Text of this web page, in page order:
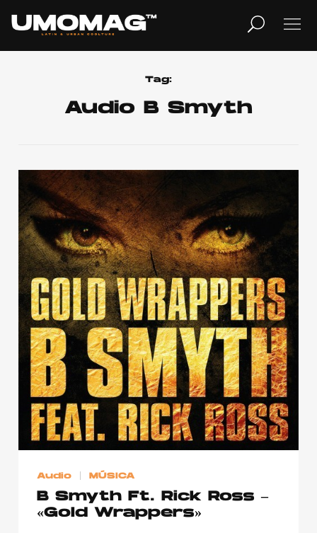
Home
Cover Story
Publicidad
Contacto
Aviso Legal
© 2015-2022 UMOMAG. PROPIEDAD DE UMO agency. TODOS LOS
DERECHOS RESERVADOS.
Tag:
Audio B Smyth
Audio MÚSICA
B Smyth Ft. Rick Ross –
«Gold Wrappers»